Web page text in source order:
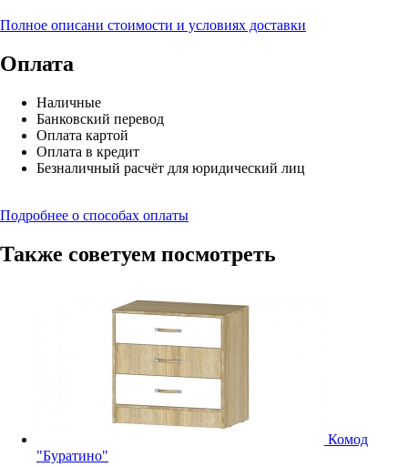
Полное описани стоимости и условиях доставки
Оплата
Наличные
Банковский перевод
Оплата картой
Оплата в кредит
Безналичный расчёт для юридический лиц
Подробнее о способах оплаты
Также советуем посмотреть
Комод
"Буратино"